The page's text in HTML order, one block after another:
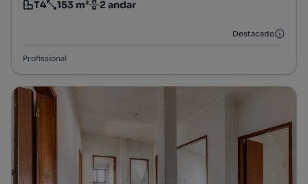
Tipologia
T4
Preço por metro quadrado
153 m²
Andar 2 andar
Destacado
Profissional